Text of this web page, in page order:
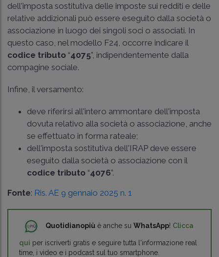
dell'imposta sostitutiva delle imposte sui redditi e delle
relative addizionali può essere eseguito dalla società o
associazione in luogo dei singoli soci o associati. In
questo caso, nel modello F24, occorre indicare il
codice tributo “4075”, indipendentemente dalla
compagine sociale.
Infine, il versamento:
deve riferirsi all'intero ammontare dell'imposta
dovuta relativo alla società o associazione, anche
se effettuato in forma rateale;
dell'imposta sostitutiva dell'IRAP deve essere
eseguito dalla società o associazione con il
codice tributo “4076”.
Fonte: Ris. AE 9 gennaio 2025 n. 1
Quotidianopiù è anche su WhatsApp! Clicca
qui per iscriverti gratis e seguire tutta l'informazione real
time, i video e i podcast sul tuo smartphone.